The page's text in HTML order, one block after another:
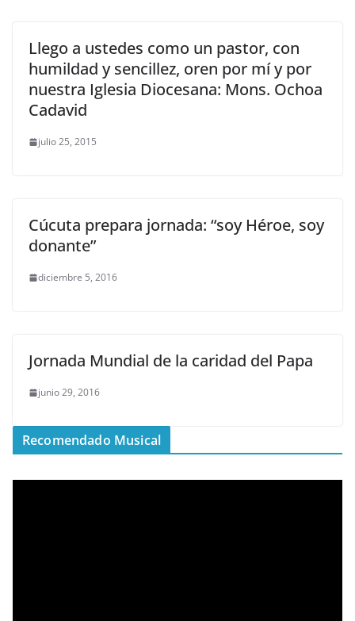
Llego a ustedes como un pastor, con
humildad y sencillez, oren por mí y por
nuestra Iglesia Diocesana: Mons. Ochoa
Cadavid
julio 25, 2015
Cúcuta prepara jornada: “soy Héroe, soy
donante”
diciembre 5, 2016
Jornada Mundial de la caridad del Papa
junio 29, 2016
Recomendado Musical